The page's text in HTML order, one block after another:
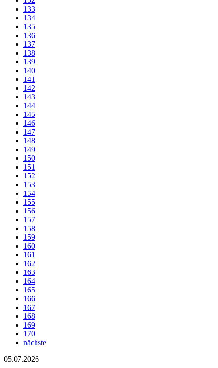
133
134
135
136
137
138
139
140
141
142
143
144
145
146
147
148
149
150
151
152
153
154
155
156
157
158
159
160
161
162
163
164
165
166
167
168
169
170
nächste
05.07.2026